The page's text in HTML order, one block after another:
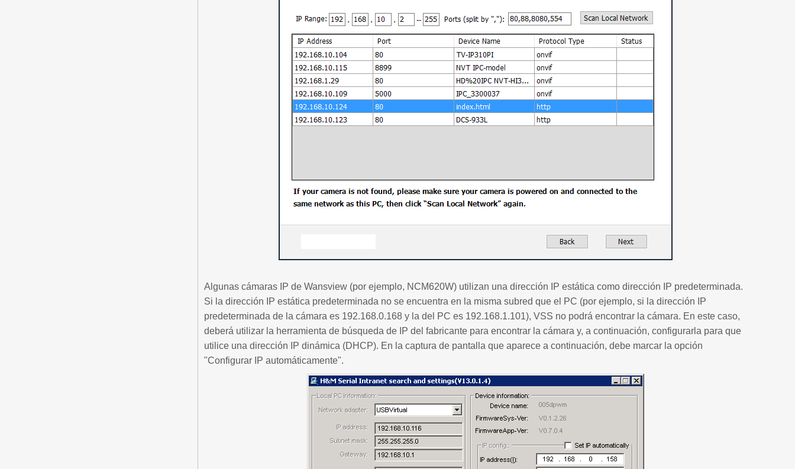
Algunas cámaras IP de Wansview (por ejemplo, NCM620W) utilizan una dirección IP estática como dirección IP predeterminada.
Si la dirección IP estática predeterminada no se encuentra en la misma subred que el PC (por ejemplo, si la dirección IP
predeterminada de la cámara es 192.168.0.168 y la del PC es 192.168.1.101), VSS no podrá encontrar la cámara. En este caso,
deberá utilizar la herramienta de búsqueda de IP del fabricante para encontrar la cámara y, a continuación, configurarla para que
utilice una dirección IP dinámica (DHCP). En la captura de pantalla que aparece a continuación, debe marcar la opción
"Configurar IP automáticamente".